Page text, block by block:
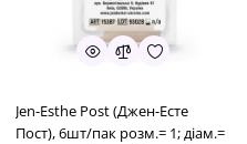
Jen-Esthe Post (Джен-Есте
Пост), 6шт/пак розм.= 1; діам.=